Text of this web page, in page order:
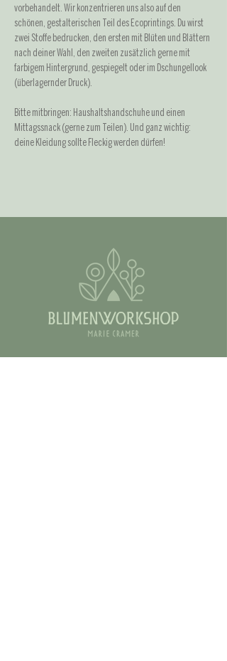
vorbehandelt. Wir konzentrieren uns also auf den
schönen, gestalterischen Teil des Ecoprintings. Du wirst
zwei Stoffe bedrucken, den ersten mit Blüten und Blättern
nach deiner Wahl, den zweiten zusätzlich gerne mit
farbigem Hintergrund, gespiegelt oder im Dschungellook
(überlagernder Druck).
Bitte mitbringen: Haushaltshandschuhe und einen
Mittagssnack (gerne zum Teilen). Und ganz wichtig:
deine Kleidung sollte Fleckig werden dürfen!